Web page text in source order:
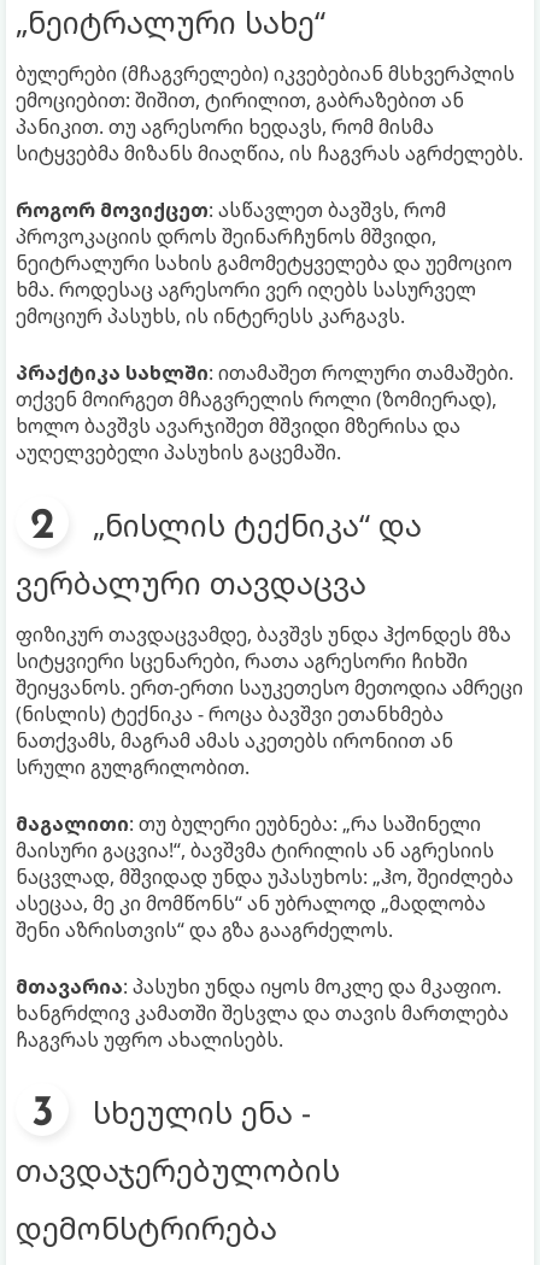
„ნეიტრალური სახე“
ბულერები (მჩაგვრელები) იკვებებიან მსხვერპლის
ემოციებით: შიშით, ტირილით, გაბრაზებით ან
პანიკით. თუ აგრესორი ხედავს, რომ მისმა
სიტყვებმა მიზანს მიაღწია, ის ჩაგვრას აგრძელებს.
როგორ მოვიქცეთ: ასწავლეთ ბავშვს, რომ
პროვოკაციის დროს შეინარჩუნოს მშვიდი,
ნეიტრალური სახის გამომეტყველება და უემოციო
ხმა. როდესაც აგრესორი ვერ იღებს სასურველ
ემოციურ პასუხს, ის ინტერესს კარგავს.
პრაქტიკა სახლში: ითამაშეთ როლური თამაშები.
თქვენ მოირგეთ მჩაგვრელის როლი (ზომიერად),
ხოლო ბავშვს ავარჯიშეთ მშვიდი მზერისა და
აუღელვებელი პასუხის გაცემაში.
„ნისლის ტექნიკა“ და
ვერბალური თავდაცვა
ფიზიკურ თავდაცვამდე, ბავშვს უნდა ჰქონდეს მზა
სიტყვიერი სცენარები, რათა აგრესორი ჩიხში
შეიყვანოს. ერთ-ერთი საუკეთესო მეთოდია ამრეცი
(ნისლის) ტექნიკა - როცა ბავშვი ეთანხმება
ნათქვამს, მაგრამ ამას აკეთებს ირონიით ან
სრული გულგრილობით.
მაგალითი: თუ ბულერი ეუბნება: „რა საშინელი
მაისური გაცვია!“, ბავშვმა ტირილის ან აგრესიის
ნაცვლად, მშვიდად უნდა უპასუხოს: „ჰო, შეიძლება
ასეცაა, მე კი მომწონს“ ან უბრალოდ „მადლობა
შენი აზრისთვის“ და გზა გააგრძელოს.
მთავარია: პასუხი უნდა იყოს მოკლე და მკაფიო.
ხანგრძლივ კამათში შესვლა და თავის მართლება
ჩაგვრას უფრო ახალისებს.
სხეულის ენა -
თავდაჯერებულობის
დემონსტრირება